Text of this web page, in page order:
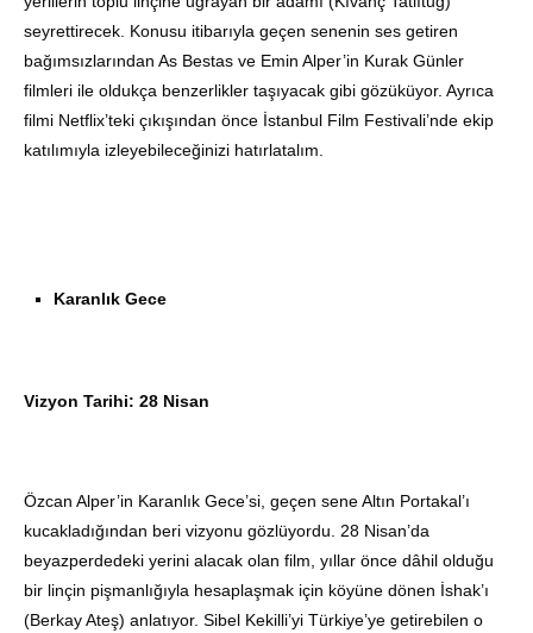
seyrettirecek. Konusu itibarıyla geçen senenin ses getiren
bağımsızlarından As Bestas ve Emin Alper’in Kurak Günler
filmleri ile oldukça benzerlikler taşıyacak gibi gözüküyor. Ayrıca
filmi Netflix’teki çıkışından önce İstanbul Film Festivali’nde ekip
katılımıyla izleyebileceğinizi hatırlatalım.
Karanlık Gece
Vizyon Tarihi: 28 Nisan
Özcan Alper’in Karanlık Gece’si, geçen sene Altın Portakal’ı
kucakladığından beri vizyonu gözlüyordu. 28 Nisan’da
beyazperdedeki yerini alacak olan film, yıllar önce dâhil olduğu
bir linçin pişmanlığıyla hesaplaşmak için köyüne dönen İshak’ı
(Berkay Ateş) anlatıyor. Sibel Kekilli’yi Türkiye’ye getirebilen o